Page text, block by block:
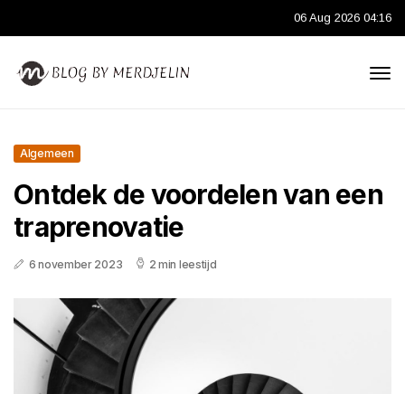
06 Aug 2026 04:16
Algemeen
Ontdek de voordelen van een
traprenovatie
6 november 2023 2 min leestijd